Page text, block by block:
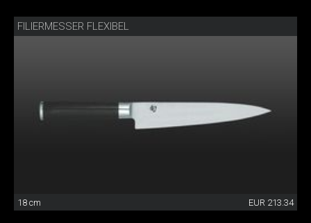
FILIERMESSER FLEXIBEL
18 cm EUR 213.34